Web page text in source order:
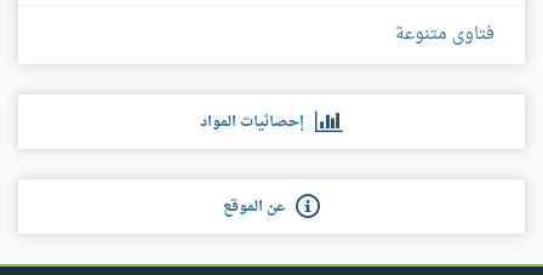
فتاوى متنوعة
إحصائيات المواد
عن الموقع